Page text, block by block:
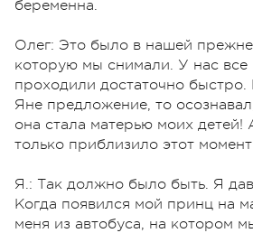
беременна.
Олег: Это было в нашей
которую мы снимали. У нас все
проходили достаточно быстро.
Яне предложение, то
она стала матерью моих детей!
только приблизило этот
Я.: Так должно было быть. Я
Когда появился мой принц на
меня из автобуса, на котором